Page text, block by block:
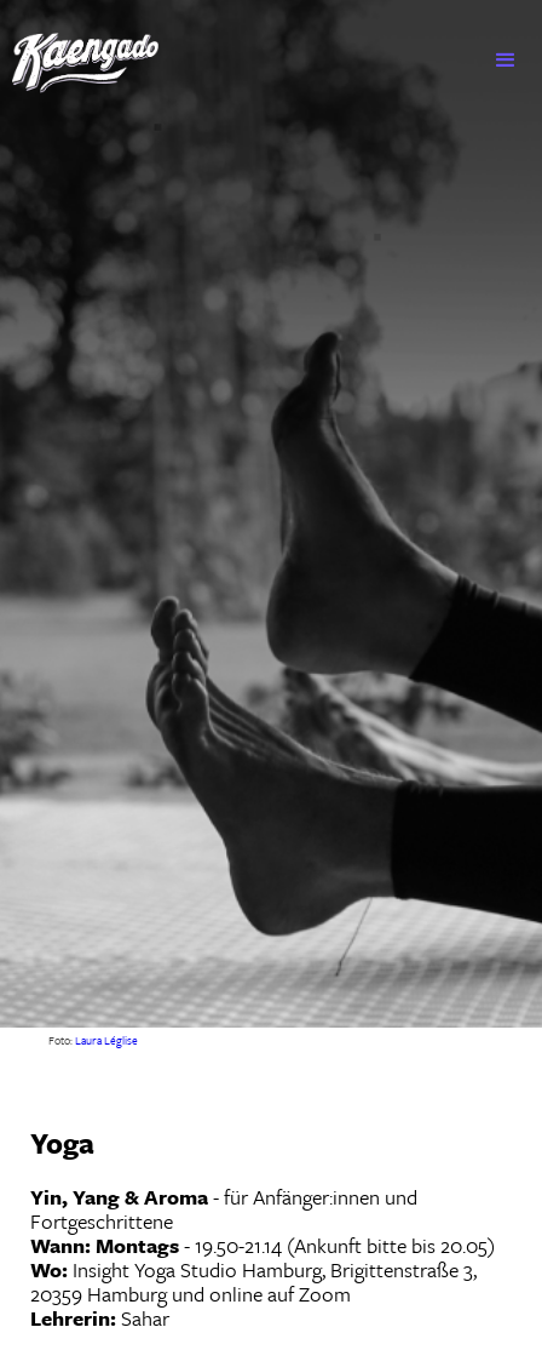
Foto:Laura Léglise
Yoga
Yin, Yang & Aroma- für Anfänger:innen und
Fortgeschrittene
Wann: Montags- 19.50-21.14 (Ankunft bitte bis 20.05)
Wo: Insight Yoga Studio Hamburg, Brigittenstraße 3,
20359 Hamburg und online auf Zoom
Lehrerin:Sahar